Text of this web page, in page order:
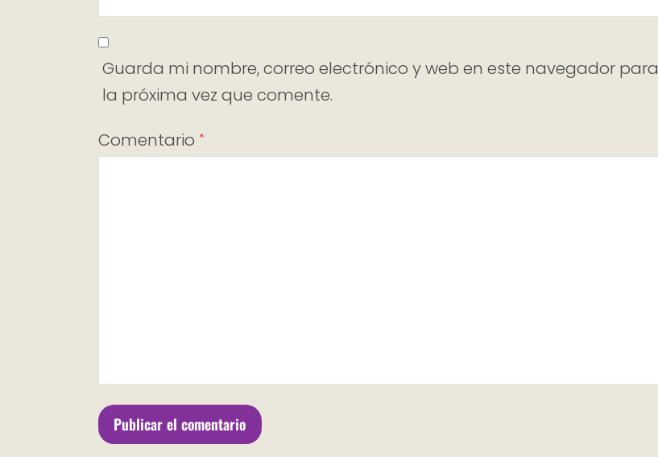
Guarda mi nombre, correo electrónico y web en este navegador para
la próxima vez que comente.
Comentario *